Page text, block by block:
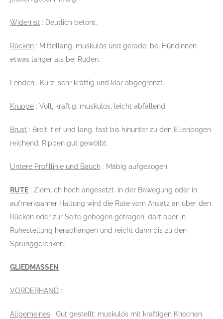
Widerrist : Deutlich betont.
Rücken : Mittellang, muskulös und gerade; bei Hündinnen
etwas länger als bei Rüden.
Lenden : Kurz, sehr kräftig und klar abgegrenzt.
Kruppe : Voll, kräftig, muskulös, leicht abfallend.
Brust : Breit, tief und lang, fast bis hinunter zu den Ellenbogen
reichend, Rippen gut gewölbt.
Untere Profillinie und Bauch : Mäbig aufgezogen.
RUTE : Ziemlich hoch angesetzt. In der Bewegung oder in
aufmerksamer Haltung wird die Rute vom Ansatz an über den
Rücken oder zur Seite gebogen getragen, darf aber in
Ruhestellung herabhängen und reicht dann bis zu den
Sprunggelenken.
GLIEDMASSEN
VORDERHAND :
Allgemeines : Gut gestellt; muskulös mit kräftigen Knochen.